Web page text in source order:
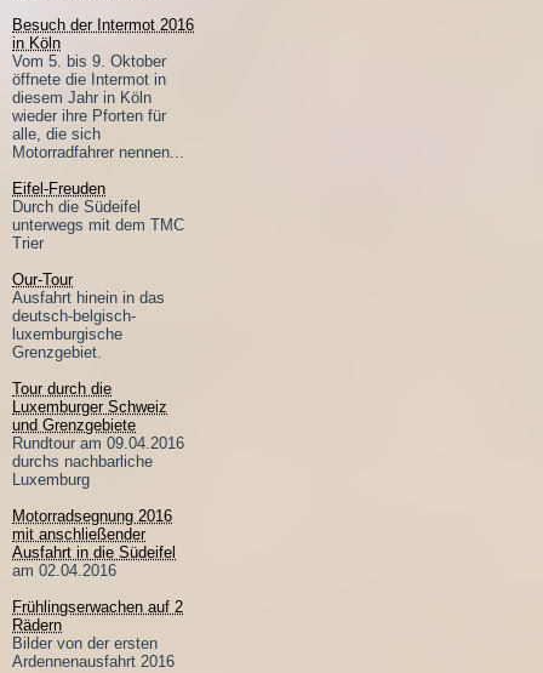
Besuch der Intermot 2016
in Köln
Vom 5. bis 9. Oktober
öffnete die Intermot in
diesem Jahr in Köln
wieder ihre Pforten für
alle, die sich
Motorradfahrer nennen...
Eifel-Freuden
Durch die Südeifel
unterwegs mit dem TMC
Trier
Our-Tour
Ausfahrt hinein in das
deutsch-belgisch-
luxemburgische
Grenzgebiet.
Tour durch die
Luxemburger Schweiz
und Grenzgebiete
Rundtour am 09.04.2016
durchs nachbarliche
Luxemburg
Motorradsegnung 2016
mit anschließender
Ausfahrt in die Südeifel
am 02.04.2016
Frühlingserwachen auf 2
Rädern
Bilder von der ersten
Ardennenausfahrt 2016